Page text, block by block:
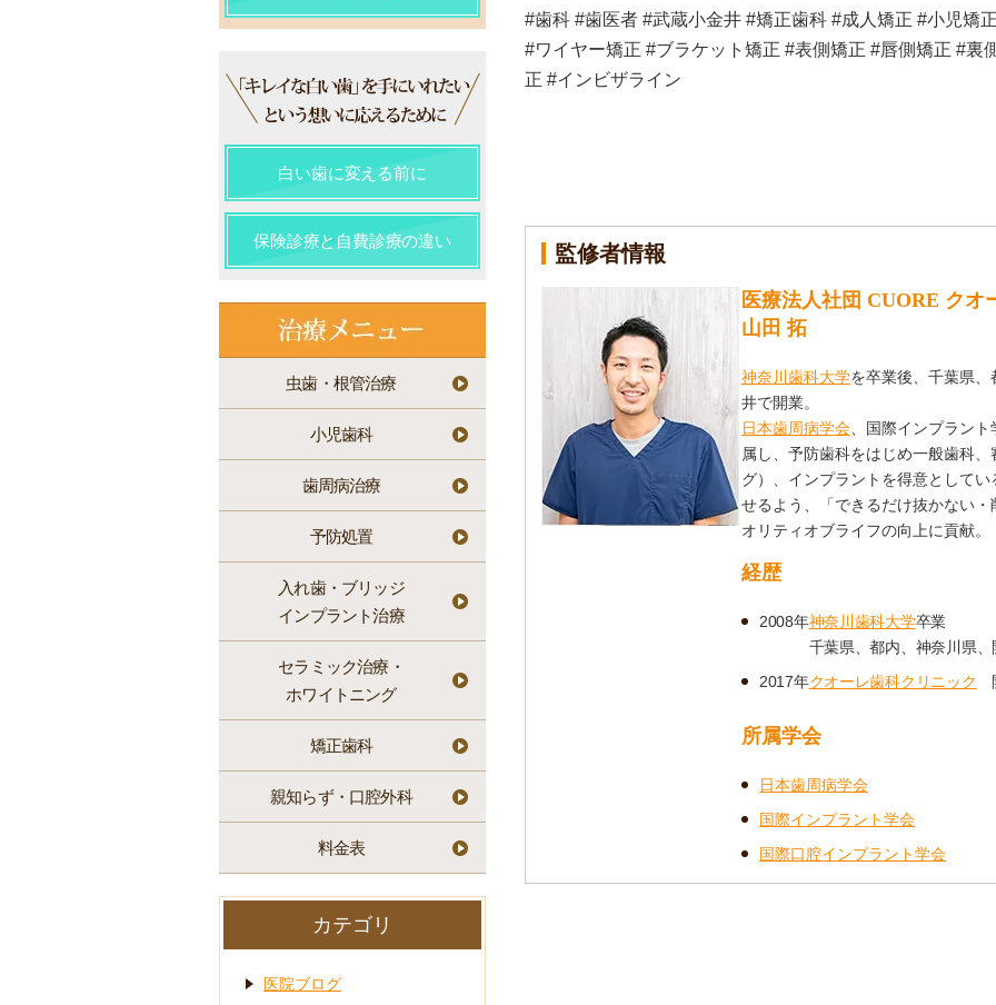
#歯科 #歯医者 #武蔵小金井 #矯正歯科 #成人矯正 #小児矯
#ワイヤー矯正 #ブラケット矯正 #表側矯正 #唇側矯正 #裏
正 #インビザライン
監修者情報
医療法人社団 CUORE ク
山田 拓
神奈川歯科大学を卒業後、千葉県
井で開業。
日本歯周病学会 、国際インプラン
属し、予防歯科をはじめ一般歯科
グ）、インプラントを得意として
せるよう、「できるだけ抜かない
オリティオブライフの向上に貢献。
経歴
2008年神奈川歯科大学卒業
千葉県、都内、神奈川県
2017年クオーレ歯科クリニック
所属学会
日本歯周病学会
国際インプラント学会
国際口腔インプラント学会
白い歯に変える前に
保険診療と自費診療の違い
虫歯・根管治療
小児歯科
歯周病治療
予防処置
入れ歯・ブリッジ
インプラント治療
セラミック治療・
ホワイトニング
矯正歯科
親知らず・口腔外科
料金表
カテゴリ
医院ブログ